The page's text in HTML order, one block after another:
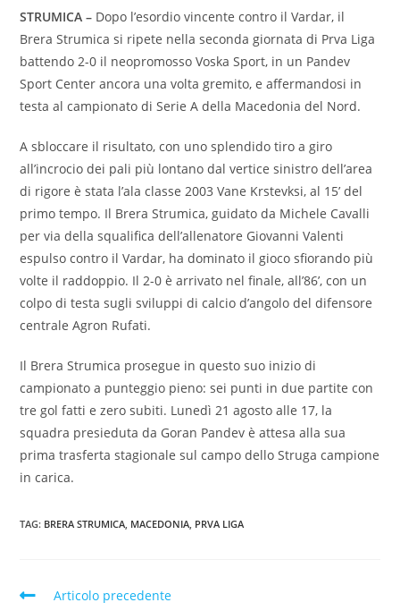
STRUMICA – Dopo l’esordio vincente contro il Vardar, il
Brera Strumica si ripete nella seconda giornata di Prva Liga
battendo 2-0 il neopromosso Voska Sport, in un Pandev
Sport Center ancora una volta gremito, e affermandosi in
testa al campionato di Serie A della Macedonia del Nord.
A sbloccare il risultato, con uno splendido tiro a giro
all’incrocio dei pali più lontano dal vertice sinistro dell’area
di rigore è stata l’ala classe 2003 Vane Krstevksi, al 15’ del
primo tempo. Il Brera Strumica, guidato da Michele Cavalli
per via della squalifica dell’allenatore Giovanni Valenti
espulso contro il Vardar, ha dominato il gioco sfiorando più
volte il raddoppio. Il 2-0 è arrivato nel finale, all’86’, con un
colpo di testa sugli sviluppi di calcio d’angolo del difensore
centrale Agron Rufati.
Il Brera Strumica prosegue in questo suo inizio di
campionato a punteggio pieno: sei punti in due partite con
tre gol fatti e zero subiti. Lunedì 21 agosto alle 17, la
squadra presieduta da Goran Pandev è attesa alla sua
prima trasferta stagionale sul campo dello Struga campione
in carica.
TAG: BRERA STRUMICA, MACEDONIA, PRVA LIGA
Articolo precedente